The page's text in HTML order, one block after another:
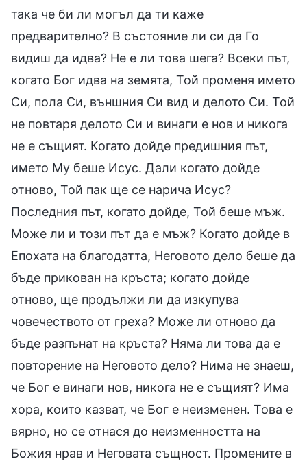
така че би ли могъл да ти каже
предварително? В състояние ли си да Го
видиш да идва? Не е ли това шега? Всеки път,
когато Бог идва на земята, Той променя името
Си, пола Си, външния Си вид и делото Си. Той
не повтаря делото Си и винаги е нов и никога
не е същият. Когато дойде предишния път,
името Му беше Исус. Дали когато дойде
отново, Той пак ще се нарича Исус?
Последния път, когато дойде, Той беше мъж.
Може ли и този път да е мъж? Когато дойде в
Епохата на благодатта, Неговото дело беше да
бъде прикован на кръста; когато дойде
отново, ще продължи ли да изкупува
човечеството от греха? Може ли отново да
бъде разпънат на кръста? Няма ли това да е
повторение на Неговото дело? Нима не знаеш,
че Бог е винаги нов, никога не е същият? Има
хора, които казват, че Бог е неизменен. Това е
вярно, но се отнася до неизменността на
Божия нрав и Неговата същност. Промените в